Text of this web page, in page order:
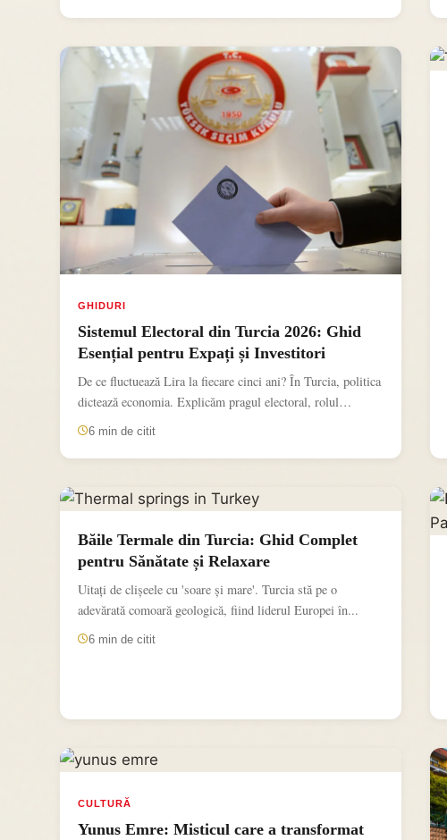
GHIDURI
Sistemul Electoral din Turcia 2026: Ghid
Esențial pentru Expați și Investitori
De ce fluctuează Lira la fiecare cinci ani? În Turcia, politica
dictează economia. Explicăm pragul electoral, rolul
președintelui...
6 min de citit
Băile Termale din Turcia: Ghid Complet
pentru Sănătate și Relaxare
Uitați de clișeele cu 'soare și mare'. Turcia stă pe o
adevărată comoară geologică, fiind liderul Europei în...
6 min de citit
CULTURĂ
Yunus Emre: Misticul care a transformat